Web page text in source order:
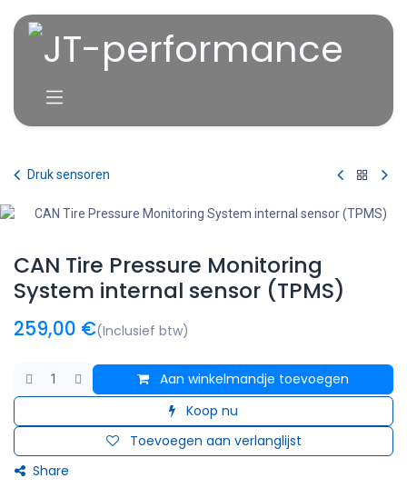
Druk sensoren
CAN Tire Pressure Monitoring
System internal sensor (TPMS)
259,00 €(Inclusief btw)
Aan winkelmandje toevoegen
Koop nu
Toevoegen aan verlanglijst
Share